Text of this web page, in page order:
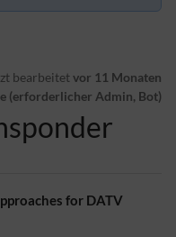
bearbeitetvor 11 Monaten
(erforderlicher Admin, Bot)
for DATV